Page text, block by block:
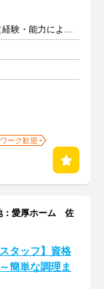
日給1万4000～1万8000円（経験・能力による）
ーク歓迎
：愛厚ホーム 佐
タッフ】資格
簡単な調理ま